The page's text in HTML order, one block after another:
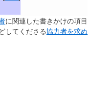
に関連した書きかけの項目
してくださる協力者を求め